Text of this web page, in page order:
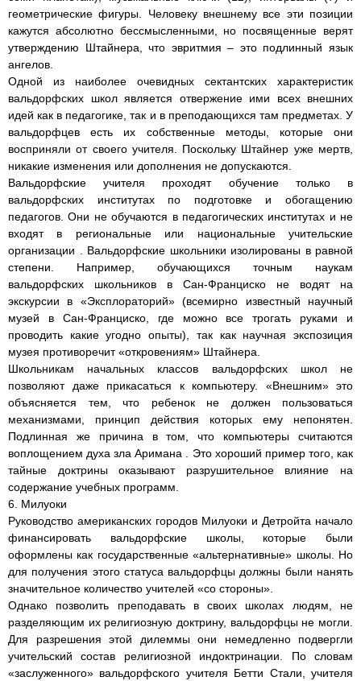
геометрические фигуры. Человеку внешнему все эти позиции
кажутся абсолютно бессмысленными, но посвященные верят
утверждению Штайнера, что эвритмия – это подлинный язык
ангелов.
Одной из наиболее очевидных сектантских характеристик
вальдорфских школ является отвержение ими всех внешних
идей как в педагогике, так и в преподающихся там предметах. У
вальдорфцев есть их собственные методы, которые они
восприняли от своего учителя. Поскольку Штайнер уже мертв,
никакие изменения или дополнения не допускаются.
Вальдорфские учителя проходят обучение только в
вальдорфских институтах по подготовке и обогащению
педагогов. Они не обучаются в педагогических институтах и не
входят в региональные или национальные учительские
организации . Вальдорфские школьники изолированы в равной
степени. Например, обучающихся точным наукам
вальдорфских школьников в Сан-Франциско не водят на
экскурсии в «Эксплораторий» (всемирно известный научный
музей в Сан-Франциско, где можно все трогать руками и
проводить какие угодно опыты), так как научная экспозиция
музея противоречит «откровениям» Штайнера.
Школьникам начальных классов вальдорфских школ не
позволяют даже прикасаться к компьютеру. «Внешним» это
объясняется тем, что ребенок не должен пользоваться
механизмами, принцип действия которых ему непонятен.
Подлинная же причина в том, что компьютеры считаются
воплощением духа зла Аримана . Это хороший пример того, как
тайные доктрины оказывают разрушительное влияние на
содержание учебных программ.
6. Милуоки
Руководство американских городов Милуоки и Детройта начало
финансировать вальдорфские школы, которые были
оформлены как государственные «альтернативные» школы. Но
для получения этого статуса вальдорфцы должны были нанять
значительное количество учителей «со стороны».
Однако позволить преподавать в своих школах людям, не
разделяющим их религиозную доктрину, вальдорфцы не могли.
Для разрешения этой дилеммы они немедленно подвергли
учительский состав религиозной индоктринации. По словам
«заслуженного» вальдорфского учителя Бетти Стали, учителя